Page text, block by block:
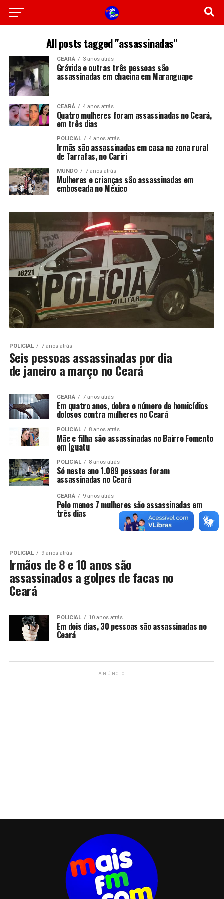
All posts tagged "assassinadas"
CEARÁ 3 anos atrás
Grávida e outras três pessoas são
assassinadas em chacina em Maranguape
CEARÁ 4 anos atrás
Quatro mulheres foram assassinadas no Ceará,
em três dias
POLICIAL 4 anos atrás
Irmãs são assassinadas em casa na zona rural
de Tarrafas, no Cariri
MUNDO 7 anos atrás
Mulheres e crianças são assassinadas em
emboscada no México
POLICIAL 7 anos atrás
Seis pessoas assassinadas por dia
de janeiro a março no Ceará
CEARÁ 7 anos atrás
Em quatro anos, dobra o número de homicídios
dolosos contra mulheres no Ceará
POLICIAL 8 anos atrás
Mãe e filha são assassinadas no Bairro Fomento
em Iguatu
POLICIAL 8 anos atrás
Só neste ano 1.089 pessoas foram
assassinadas no Ceará
CEARÁ 9 anos atrás
Pelo menos 7 mulheres são assassinadas em
três dias
POLICIAL 9 anos atrás
Irmãos de 8 e 10 anos são
assassinados a golpes de facas no
Ceará
POLICIAL 10 anos atrás
Em dois dias, 30 pessoas são assassinadas no
Ceará
ANÚNCIO